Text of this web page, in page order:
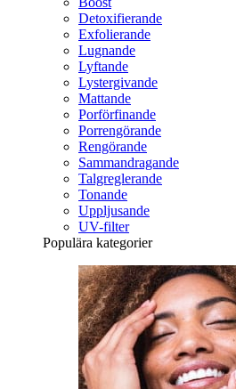
Detoxifierande
Exfolierande
Lugnande
Lyftande
Lystergivande
Mattande
Porförfinande
Porrengörande
Rengörande
Sammandragande
Talgreglerande
Tonande
Uppljusande
UV-filter
Populära kategorier